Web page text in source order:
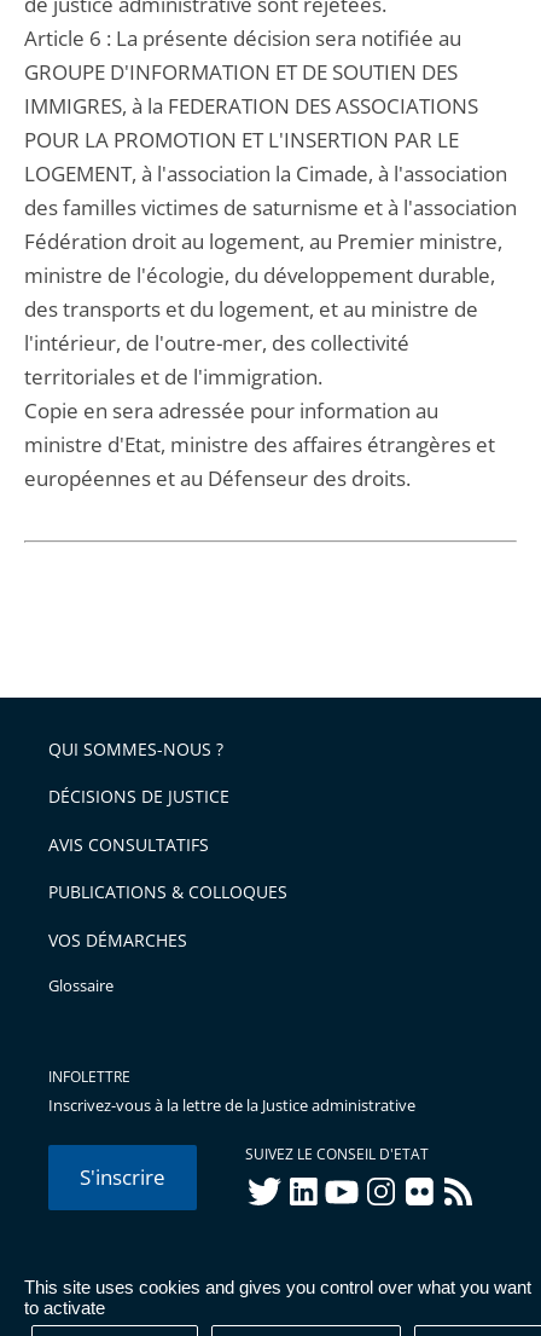
This site uses cookies and gives you control over what you want
to activate
Article 6 : La présente décision sera notifiée au
GROUPE D'INFORMATION ET DE SOUTIEN DES
IMMIGRES, à la FEDERATION DES ASSOCIATIONS
POUR LA PROMOTION ET L'INSERTION PAR LE
LOGEMENT, à l'association la Cimade, à l'association
des familles victimes de saturnisme et à l'association
Fédération droit au logement, au Premier ministre,
ministre de l'écologie, du développement durable,
des transports et du logement, et au ministre de
l'intérieur, de l'outre-mer, des collectivité
territoriales et de l'immigration.
Copie en sera adressée pour information au
ministre d'Etat, ministre des affaires étrangères et
européennes et au Défenseur des droits.
QUI SOMMES-NOUS ?
DÉCISIONS DE JUSTICE
AVIS CONSULTATIFS
PUBLICATIONS & COLLOQUES
VOS DÉMARCHES
Glossaire
INFOLETTRE
Inscrivez-vous à la lettre de la Justice administrative
S'inscrire
SUIVEZ LE CONSEIL D'ETAT
twitterlinkedInyoutubeinstagram
flickr rss
© Conseil d'État 2026 - Mentions légales
Données
personnelles-Publications administratives-Accessibilité :